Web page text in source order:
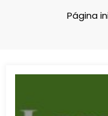
Página